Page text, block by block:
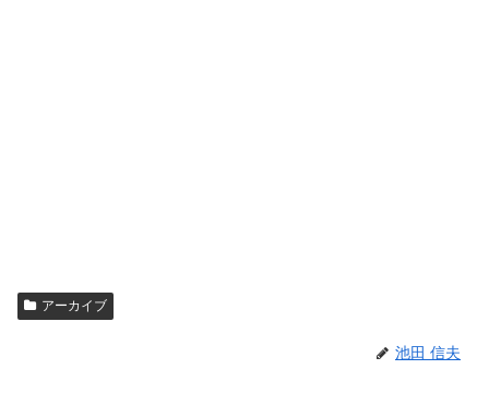
アーカイブ
池田 信夫